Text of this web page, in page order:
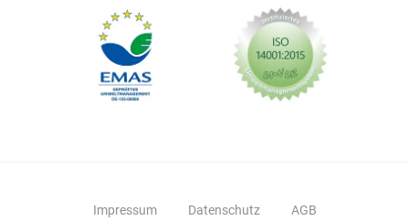
Impressum Datenschutz AGB